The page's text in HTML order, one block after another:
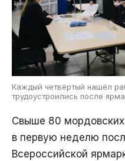
Каждый четвёртый нашёл
трудоустроились после
Свыше 80
в первую неделю
Всероссийской